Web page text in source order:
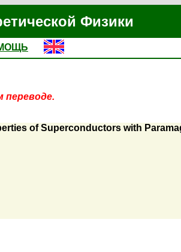
Физики
переводе.
of Superconductors with